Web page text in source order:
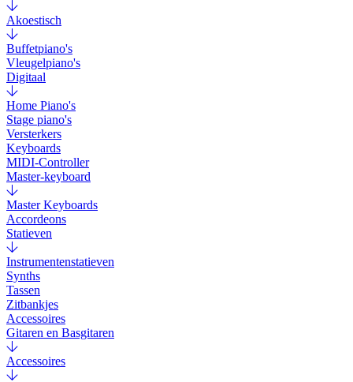
Akoestisch
Buffetpiano's
Vleugelpiano's
Digitaal
Home Piano's
Stage piano's
Versterkers
Keyboards
MIDI-Controller
Master-keyboard
Master Keyboards
Accordeons
Statieven
Instrumentenstatieven
Synths
Tassen
Zitbankjes
Accessoires
Gitaren en Basgitaren
Accessoires